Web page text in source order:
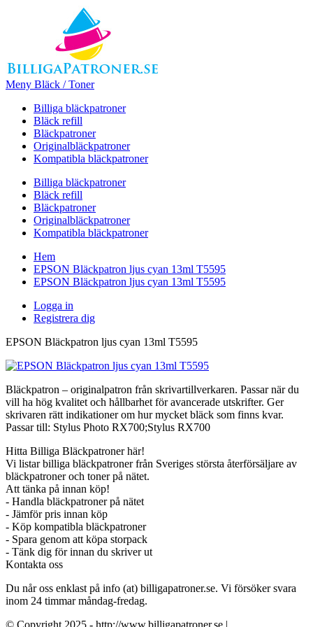
Meny Bläck / Toner
Billiga bläckpatroner
Bläck refill
Bläckpatroner
Originalbläckpatroner
Kompatibla bläckpatroner
Billiga bläckpatroner
Bläck refill
Bläckpatroner
Originalbläckpatroner
Kompatibla bläckpatroner
Hem
EPSON Bläckpatron ljus cyan 13ml T5595
EPSON Bläckpatron ljus cyan 13ml T5595
Logga in
Registrera dig
EPSON Bläckpatron ljus cyan 13ml T5595
Bläckpatron – originalpatron från skrivartillverkaren. Passar när du
vill ha hög kvalitet och hållbarhet för avancerade utskrifter. Ger
skrivaren rätt indikationer om hur mycket bläck som finns kvar.
Passar till: Stylus Photo RX700;Stylus RX700
Hitta Billiga Bläckpatroner här!
Vi listar billiga bläckpatroner från Sveriges största återförsäljare av
bläckpatroner och toner på nätet.
Att tänka på innan köp!
- Handla bläckpatroner på nätet
- Jämför pris innan köp
- Köp kompatibla bläckpatroner
- Spara genom att köpa storpack
- Tänk dig för innan du skriver ut
Kontakta oss
Du når oss enklast på info (at) billigapatroner.se. Vi försöker svara
inom 24 timmar måndag-fredag.
© Copyright 2025 - http://www.billigapatroner.se |